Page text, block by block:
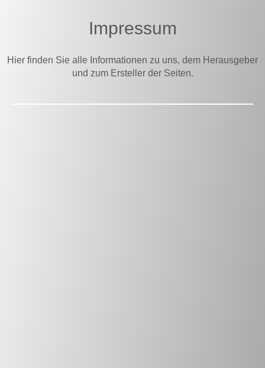
Impressum
Hier finden Sie alle Informationen zu uns, dem Herausgeber
und zum Ersteller der Seiten.